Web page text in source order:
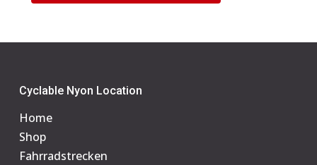
Cyclable Nyon Location
Home
Shop
Fahrradstrecken